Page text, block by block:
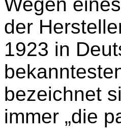
der
1923 in
bezeichnet
immer „die